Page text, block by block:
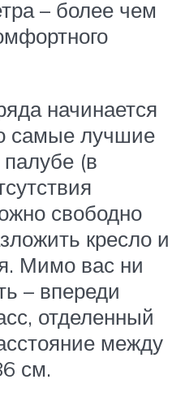
– более чем
начинается
самые лучшие
(в
свободно
кресло и
Мимо вас ни
– впереди
отделенный
между
см.